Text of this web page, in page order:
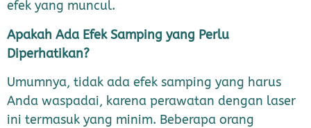
efek yang muncul.
Apakah Ada Efek Samping yang Perlu
Diperhatikan?
Umumnya, tidak ada efek samping yang harus
Anda waspadai, karena perawatan dengan laser
ini termasuk yang minim. Beberapa orang